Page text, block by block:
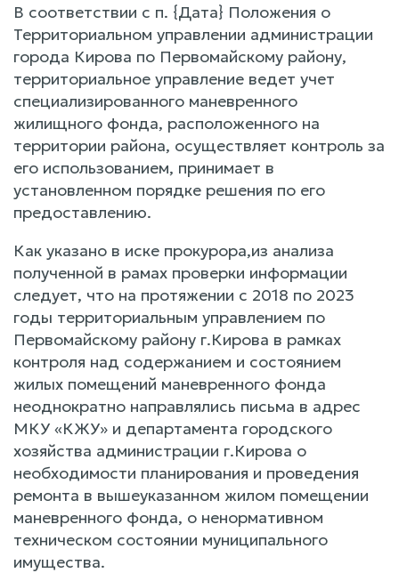
В соответствии с п. {Дата} Положения о
Территориальном управлении администрации
города Кирова по Первомайскому району,
территориальное управление ведет учет
специализированного маневренного
жилищного фонда, расположенного на
территории района, осуществляет контроль за
его использованием, принимает в
установленном порядке решения по его
предоставлению.
Как указано в иске прокурора,из анализа
полученной в рамах проверки информации
следует, что на протяжении с 2018 по 2023
годы территориальным управлением по
Первомайскому району г.Кирова в рамках
контроля над содержанием и состоянием
жилых помещений маневренного фонда
неоднократно направлялись письма в адрес
МКУ «КЖУ» и департамента городского
хозяйства администрации г.Кирова о
необходимости планирования и проведения
ремонта в вышеуказанном жилом помещении
маневренного фонда, о ненормативном
техническом состоянии муниципального
имущества.